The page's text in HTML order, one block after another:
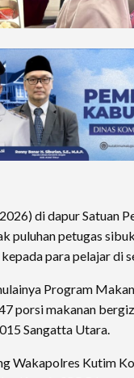
di dapur Satuan
puluhan petugas
para pelajar di
Program
porsi makanan
Sangatta Utara.
Wakapolres Kutim